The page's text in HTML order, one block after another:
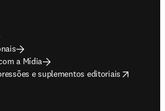
a Mídia
e suplementos editoriais